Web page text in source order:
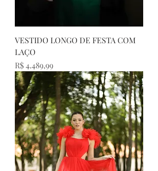
VESTIDO LONGO DE FESTA COM
LAÇO
Preço
R$ 4.489,99